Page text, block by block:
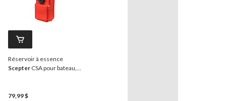
Réservoir à essence
Scepter CSA pour bateau,
79,99 $